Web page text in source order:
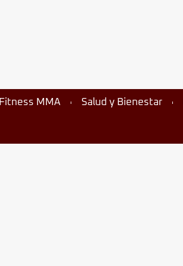
Fitness MMA Salud y Bienestar